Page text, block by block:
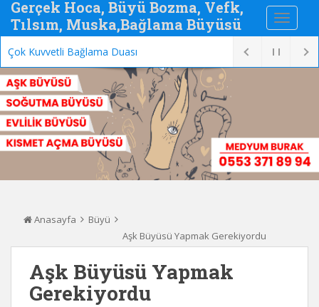
Gerçek Hoca, Büyü Bozma, Vefk,
Tılsım, Muska,Bağlama Büyüsü
Çok Kuvvetli Bağlama Duası
Anasayfa
Büyü
Aşk Büyüsü Yapmak Gerekiyordu
Aşk Büyüsü Yapmak
Gerekiyordu